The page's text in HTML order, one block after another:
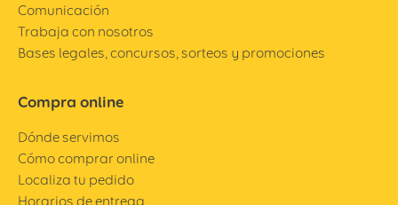
Comunicación
Trabaja con nosotros
Bases legales, concursos, sorteos y promociones
Compra online
Dónde servimos
Cómo comprar online
Localiza tu pedido
Horarios de entrega